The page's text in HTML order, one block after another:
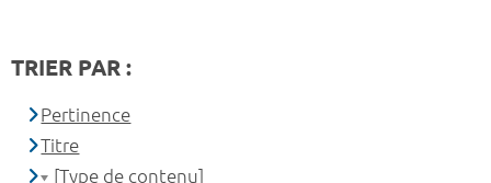
TRIER PAR :
Pertinence
Titre
[Type de contenu]